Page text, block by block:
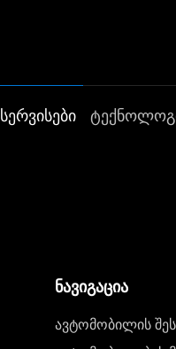
სერვისები
ნავიგაცია
ავტომობილის